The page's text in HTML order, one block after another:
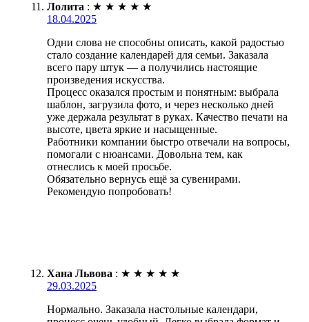
Лолита : ★ ★ ★ ★ ★
18.04.2025
Одни слова не способны описать, какой радостью
стало создание календарей для семьи. Заказала
всего пару штук — а получились настоящие
произведения искусства.
Процесс оказался простым и понятным: выбрала
шаблон, загрузила фото, и через несколько дней
уже держала результат в руках. Качество печати на
высоте, цвета яркие и насыщенные.
Работники компании быстро отвечали на вопросы,
помогали с нюансами. Довольна тем, как
отнеслись к моей просьбе.
Обязательно вернусь ещё за сувенирами.
Рекомендую попробовать!
Хана Львова : ★ ★ ★ ★ ★
29.03.2025
Нормально. Заказала настольные календари,